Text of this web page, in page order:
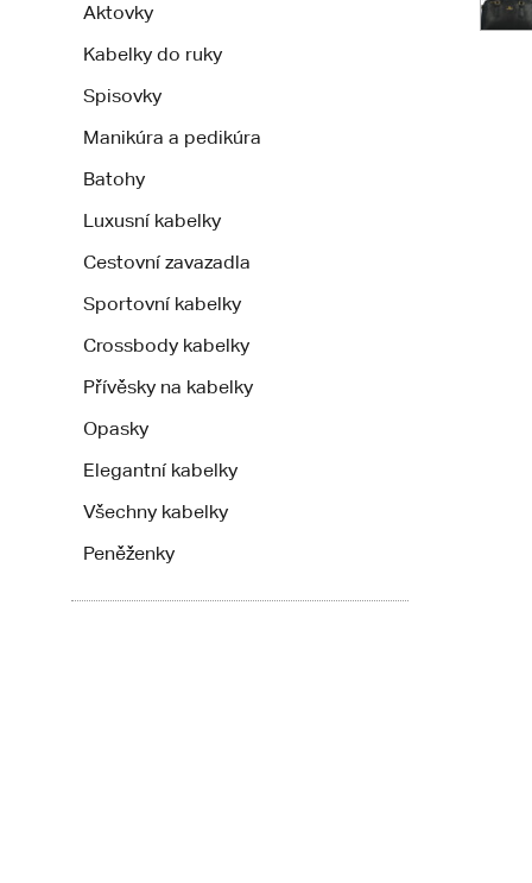
Aktovky
Kabelky do ruky
Spisovky
Manikúra a pedikúra
Batohy
Luxusní kabelky
Cestovní zavazadla
Sportovní kabelky
Crossbody kabelky
Přívěsky na kabelky
Opasky
Elegantní kabelky
Všechny kabelky
Peněženky